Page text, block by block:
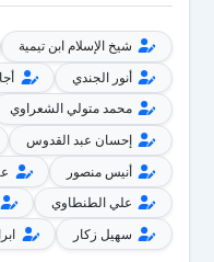
شيخ الإسلام ابن تيمية
أنور الجندي
محمد متولي الشعراوي
إحسان عبد القدوس
أنيس منصور
علي الطنطاوي
سهيل زكار